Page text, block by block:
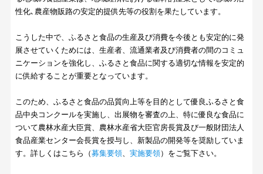
性化､農産物販路の安定的提供先等の役割を果たしています。
こうした中で、ふるさと食品の生産及び消費を今後とも安定的に発
展させていくためには、生産者、流通業者及び消費者の間のコミュ
ニケーションを強化し、ふるさと食品に関する適切な情報を安定的
に供給することが重要となっています。
このため、ふるさと食品の品質向上等を目的として優良ふるさと食
品中央コンクールを実施し、出展物を審査の上、特に優良な食品に
ついて農林水産大臣賞、農林水産省大臣官房長賞及び一般財団法人
食品産業センター会長賞を授与し、新製品の開発等を奨励していま
す。詳しくはこちら（募集要領、実施要領）をご覧下さい。